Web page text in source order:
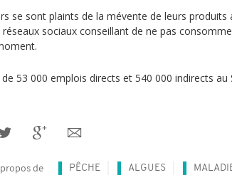
se sont plaints de la mévente de leurs produits
sociaux conseillant de ne pas
53 000 emplois directs et 540 000 indirects au
de PÊCHE ALGUES